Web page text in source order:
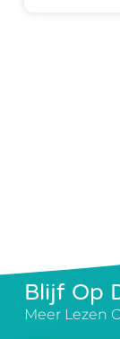
Blijf Op
Meer Lezen